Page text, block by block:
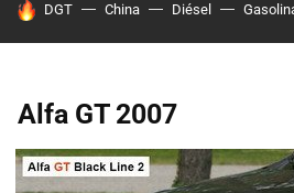
HOY SE HABLA DE
DGT China Diésel
Alfa GT 2007